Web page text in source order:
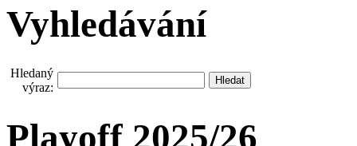
Vyhledávání
Hledaný
výraz:
Playoff 2025/26